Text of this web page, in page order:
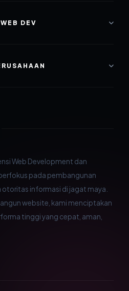
WEB DEV
Web Development dan
pada pembangunan
informasi di jagat maya.
website, kami menciptakan
tinggi yang cepat, aman,
hasil pencarian melalui
Mitra Strategis bagi
kami memastikan setiap
menjadi standar baru